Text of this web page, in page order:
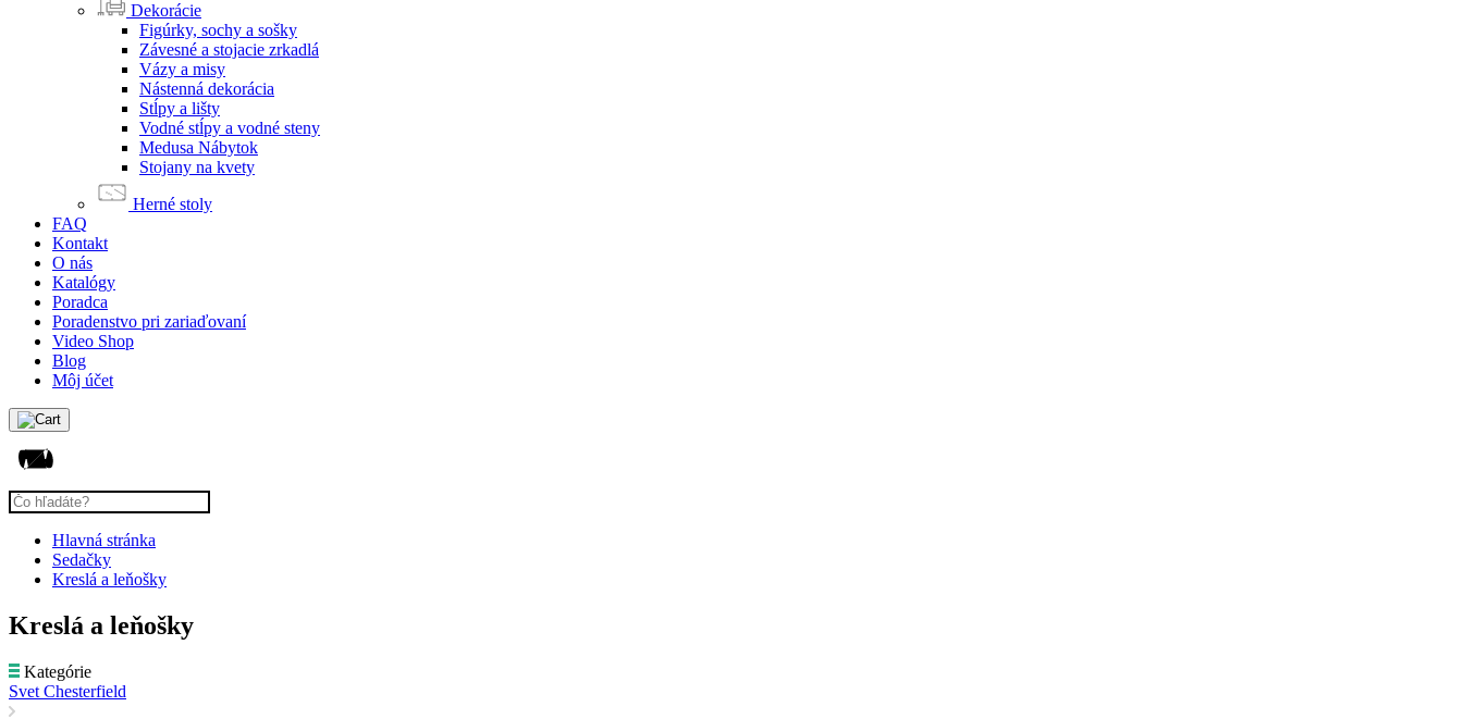
Dekorácie
Figúrky, sochy a sošky
Závesné a stojacie zrkadlá
Vázy a misy
Nástenná dekorácia
Stĺpy a lišty
Vodné stĺpy a vodné steny
Medusa Nábytok
Stojany na kvety
Herné stoly
FAQ
Kontakt
O nás
Katalógy
Poradca
Poradenstvo pri zariaďovaní
Video Shop
Blog
Môj účet
Hlavná stránka
Sedačky
Kreslá a leňošky
Kreslá a leňošky
Kategórie
Svet Chesterfield